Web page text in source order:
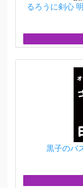
るろうに剣心
黒子のバ